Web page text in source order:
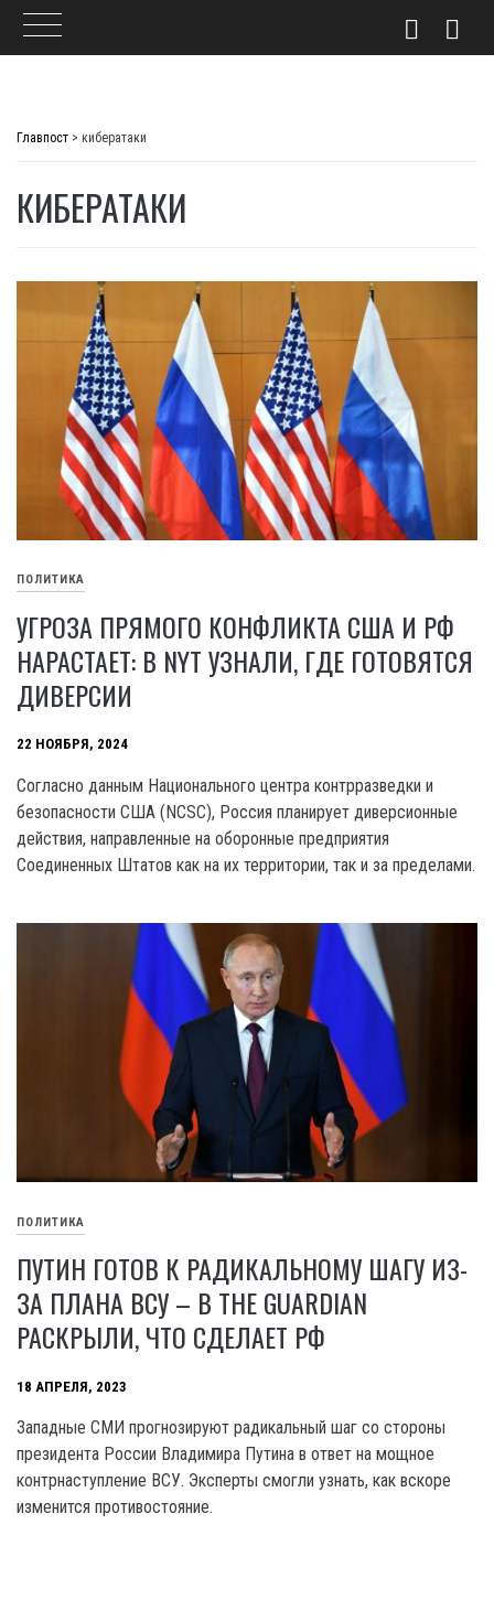
Главпост > кибератаки
КИБЕРАТАКИ
ПОЛИТИКА
УГРОЗА ПРЯМОГО КОНФЛИКТА США И РФ
НАРАСТАЕТ: В NYT УЗНАЛИ, ГДЕ ГОТОВЯТСЯ
ДИВЕРСИИ
22 НОЯБРЯ, 2024
Согласно данным Национального центра контрразведки и
безопасности США (NCSC), Россия планирует диверсионные
действия, направленные на оборонные предприятия
Соединенных Штатов как на их территории, так и за пределами.
ПОЛИТИКА
ПУТИН ГОТОВ К РАДИКАЛЬНОМУ ШАГУ ИЗ-
ЗА ПЛАНА ВСУ – В THE GUARDIAN
РАСКРЫЛИ, ЧТО СДЕЛАЕТ РФ
18 АПРЕЛЯ, 2023
Западные СМИ прогнозируют радикальный шаг со стороны
президента России Владимира Путина в ответ на мощное
контрнаступление ВСУ. Эксперты смогли узнать, как вскоре
изменится противостояние.